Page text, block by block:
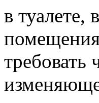
в туалете,
требовать